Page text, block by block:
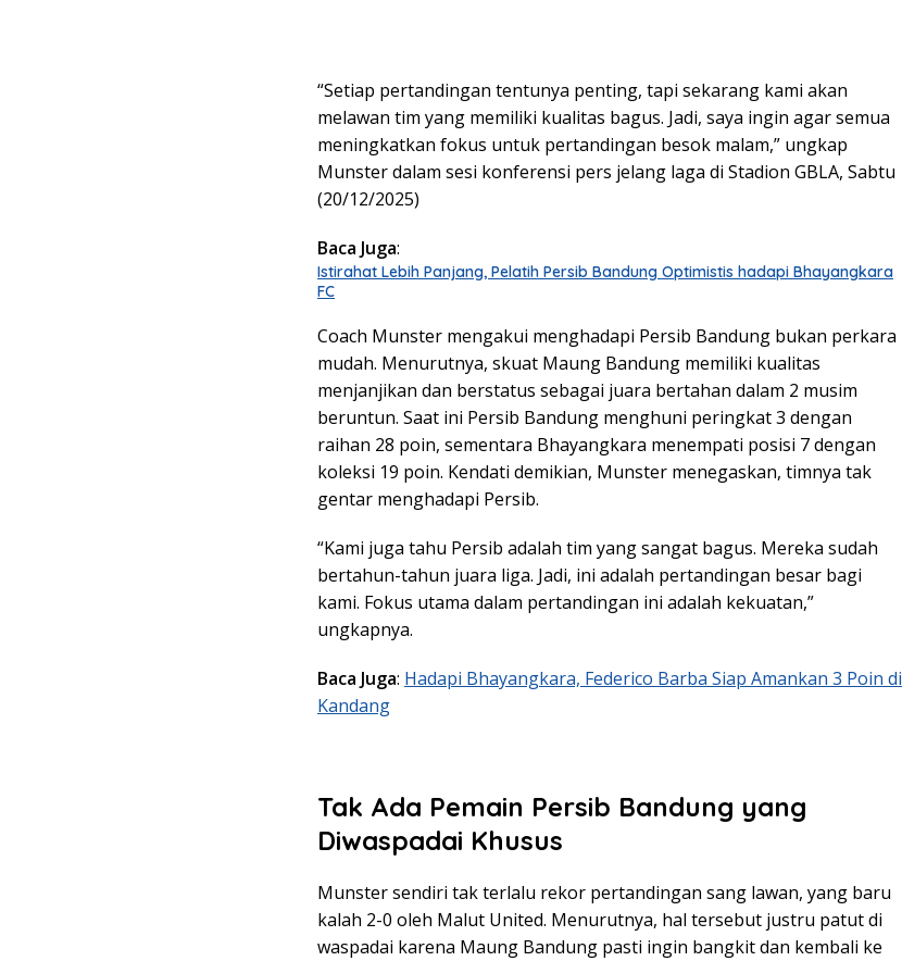
“Setiap pertandingan tentunya penting, tapi sekarang kami akan
melawan tim yang memiliki kualitas bagus. Jadi, saya ingin agar semua
meningkatkan fokus untuk pertandingan besok malam,” ungkap
Munster dalam sesi konferensi pers jelang laga di Stadion GBLA, Sabtu
(20/12/2025)
Baca Juga:
Istirahat Lebih Panjang, Pelatih Persib Bandung Optimistis hadapi Bhayangkara
FC
Coach Munster mengakui menghadapi Persib Bandung bukan perkara
mudah. Menurutnya, skuat Maung Bandung memiliki kualitas
menjanjikan dan berstatus sebagai juara bertahan dalam 2 musim
beruntun. Saat ini Persib Bandung menghuni peringkat 3 dengan
raihan 28 poin, sementara Bhayangkara menempati posisi 7 dengan
koleksi 19 poin. Kendati demikian, Munster menegaskan, timnya tak
gentar menghadapi Persib.
“Kami juga tahu Persib adalah tim yang sangat bagus. Mereka sudah
bertahun-tahun juara liga. Jadi, ini adalah pertandingan besar bagi
kami. Fokus utama dalam pertandingan ini adalah kekuatan,”
ungkapnya.
Baca Juga: Hadapi Bhayangkara, Federico Barba Siap Amankan 3 Poin di
Kandang
Tak Ada Pemain Persib Bandung yang
Diwaspadai Khusus
Munster sendiri tak terlalu rekor pertandingan sang lawan, yang baru
kalah 2-0 oleh Malut United. Menurutnya, hal tersebut justru patut di
waspadai karena Maung Bandung pasti ingin bangkit dan kembali ke